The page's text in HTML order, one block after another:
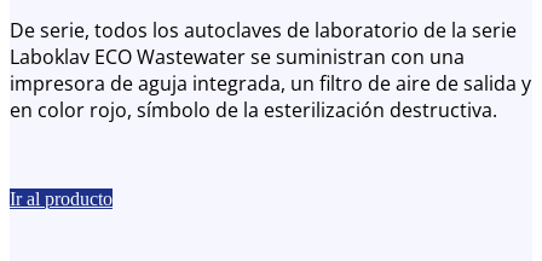
De serie, todos los autoclaves de laboratorio de la serie
Laboklav ECO Wastewater se suministran con una
impresora de aguja integrada, un filtro de aire de salida y
en color rojo, símbolo de la esterilización destructiva.
Ir al producto